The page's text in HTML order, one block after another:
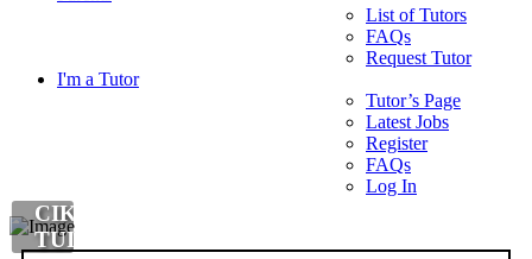
List of Tutors
FAQs
Request Tutor
I'm a Tutor
Tutor’s Page
Latest Jobs
Register
FAQs
Log In
CIKGU
TUISYEN